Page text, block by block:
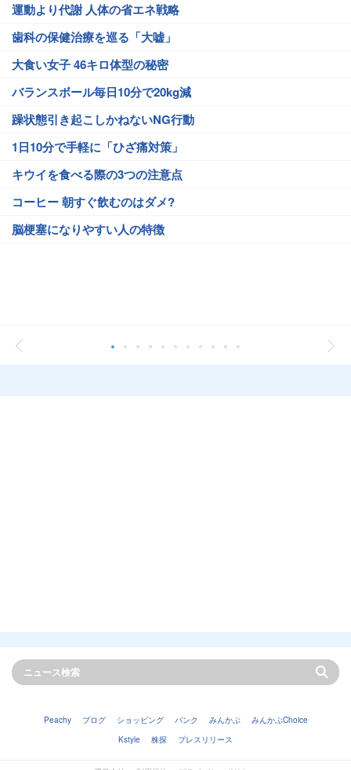
運動より代謝 人体の省エネ戦略
歯科の保健治療を巡る「大嘘」
大食い女子 46キロ体型の秘密
バランスボール毎日10分で20kg減
躁状態引き起こしかねないNG行動
1日10分で手軽に「ひざ痛対策」
キウイを食べる際の3つの注意点
コーヒー 朝すぐ飲むのはダメ?
脳梗塞になりやすい人の特徴
Peachy ブログ ショッピング バンク みんかぶ
みんかぶChoice
Kstyle
株探 プレスリリース